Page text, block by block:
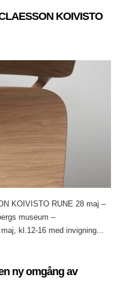
KOIVISTO
KOIVISTO RUNE 28 maj –
museum –
kl.12-16 med invigning...
ny omgång av